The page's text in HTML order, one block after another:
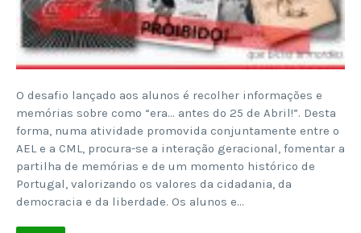
O desafio lançado aos alunos é recolher informações e
memórias sobre como “era… antes do 25 de Abril!”. Desta
forma, numa atividade promovida conjuntamente entre o
AEL e a CML, procura-se a interação geracional, fomentar a
partilha de memórias e de um momento histórico de
Portugal, valorizando os valores da cidadania, da
democracia e da liberdade. Os alunos e…